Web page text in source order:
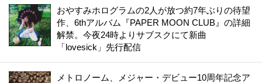
おやすみホログラムの2人が放つ約7年ぶりの待望
作、6thアルバム『PAPER MOON CLUB』の詳細
解禁。今夜24時よりサブスクにて新曲
「lovesick」先行配信
メトロノーム、メジャー・デビュー10周年記念ア